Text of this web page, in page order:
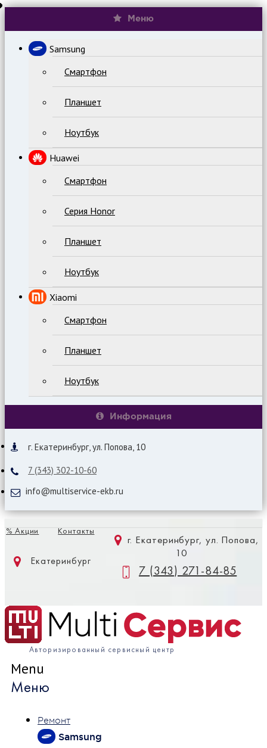
Меню
Samsung
Смартфон
Планшет
Ноутбук
Huawei
Смартфон
Серия Honor
Планшет
Ноутбук
Xiaomi
Смартфон
Планшет
Ноутбук
Информация
г. Екатеринбург, ул. Попова, 10
7 (343) 302-10-60
info@multiservice-ekb.ru
% Акции Контакты
Екатеринбург
г. Екатеринбург, ул. Попова,
10
7 (343) 271-84-85
Авторизированный сервисный центр
Menu
Меню
Ремонт
Samsung